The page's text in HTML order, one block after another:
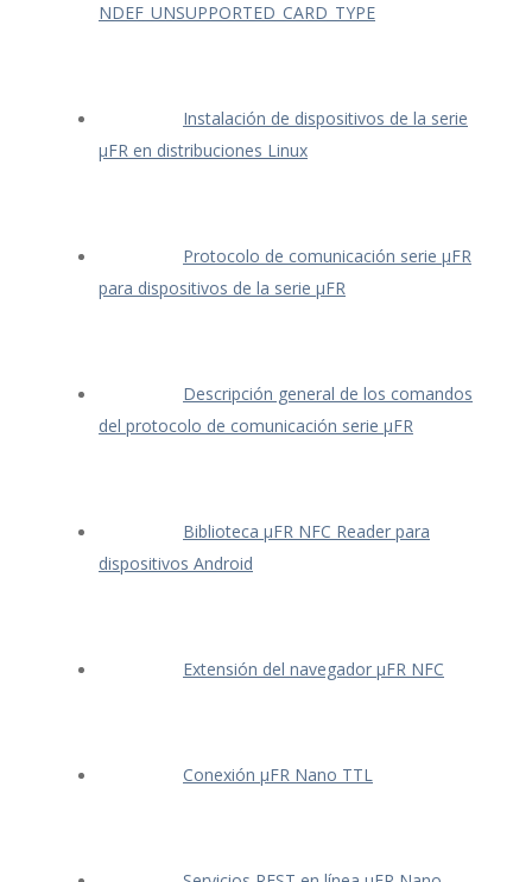
NDEF_UNSUPPORTED_CARD_TYPE
Instalación de dispositivos de la serie
μFR en distribuciones Linux
Protocolo de comunicación serie μFR
para dispositivos de la serie μFR
Descripción general de los comandos
del protocolo de comunicación serie μFR
Biblioteca μFR NFC Reader para
dispositivos Android
Extensión del navegador μFR NFC
Conexión μFR Nano TTL